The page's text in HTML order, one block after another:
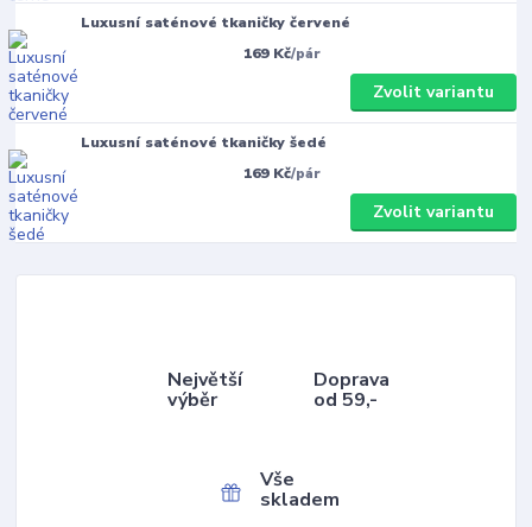
Luxusní saténové tkaničky červené
169 Kč/pár
Zvolit variantu
Luxusní saténové tkaničky šedé
169 Kč/pár
Zvolit variantu
Největší
výběr
Doprava
od 59,-
Vše
skladem